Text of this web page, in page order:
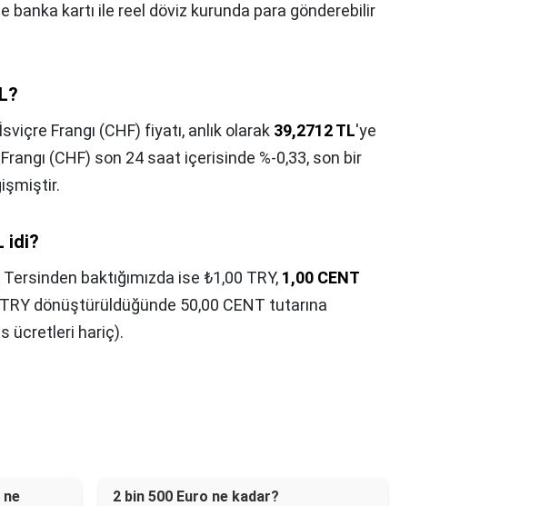
banka kartı ile reel döviz kurunda para gönderebilir
Frangı (CHF) fiyatı, anlık olarak 39,2712 TL'ye
(CHF) son 24 saat içerisinde %-0,33, son bir
idi?
Tersinden baktığımızda ise ₺1,00 TRY, 1,00 CENT
dönüştürüldüğünde 50,00 CENT tutarına
ücretleri hariç).
ne
2 bin 500 Euro ne kadar?